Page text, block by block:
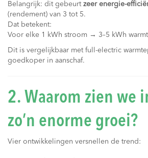
Belangrijk: dit gebeurt zeer energie-
(rendement) van 3 tot 5.
Dat betekent:
Voor elke 1 kWh stroom → 3–5 kWh
Dit is vergelijkbaar met full-electric
goedkoper in aanschaf.
2. Waarom zien we
zo’n enorme groei?
Vier ontwikkelingen versnellen de trend: